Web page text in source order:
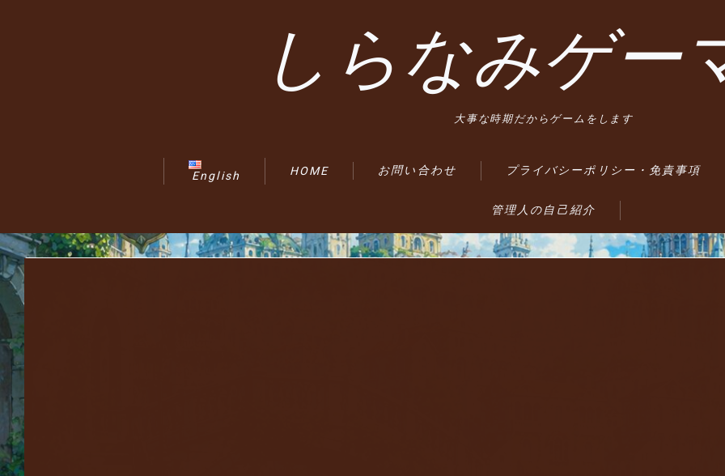
しらなみゲー
大事な時期だからゲームをします
English HOME お問い合わせ プライバシーポリシー・免責事項
管理人の自己紹介